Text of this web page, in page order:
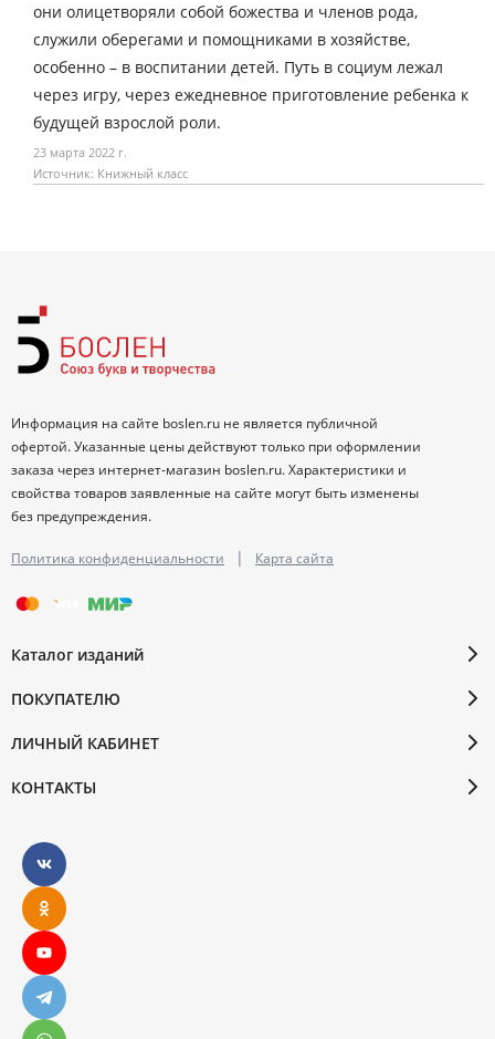
они олицетворяли собой божества и членов рода,
служили оберегами и помощниками в хозяйстве,
особенно – в воспитании детей. Путь в социум лежал
через игру, через ежедневное приготовление ребенка к
будущей взрослой роли.
23 марта 2022 г.
Источник: Книжный класс
Информация на сайте boslen.ru не является публичной
офертой. Указанные цены действуют только при оформлении
заказа через интернет-магазин boslen.ru. Характеристики и
свойства товаров заявленные на сайте могут быть изменены
без предупреждения.
Политика конфиденциальности | Карта сайта
Каталог изданий
ПОКУПАТЕЛЮ
ЛИЧНЫЙ КАБИНЕТ
КОНТАКТЫ